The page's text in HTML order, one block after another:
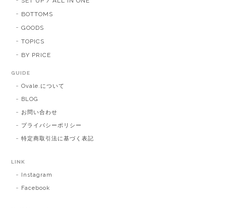
BOTTOMS
GOODS
TOPICS
BY PRICE
GUIDE
Ovale.について
BLOG
お問い合わせ
プライバシーポリシー
特定商取引法に基づく表記
LINK
Instagram
Facebook